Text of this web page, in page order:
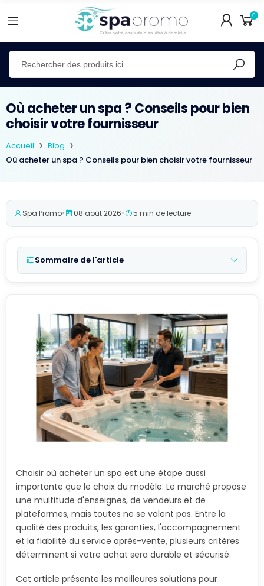
0
Où acheter un spa ? Conseils pour bien
choisir votre fournisseur
Accueil
Blog
Où acheter un spa ? Conseils pour bien choisir votre fournisseur
Spa Promo• 08 août 2026• 5 min de lecture
Sommaire de l'article
Choisir où acheter un spa est une étape aussi
importante que le choix du modèle. Le marché propose
une multitude d'enseignes, de vendeurs et de
plateformes, mais toutes ne se valent pas. Entre la
qualité des produits, les garanties, l'accompagnement
et la fiabilité du service après-vente, plusieurs critères
déterminent si votre achat sera durable et sécurisé.
Cet article présente les meilleures solutions pour